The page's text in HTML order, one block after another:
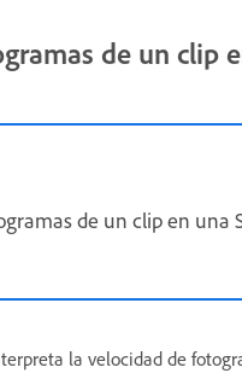
de un clip
de un clip en una
la velocidad de